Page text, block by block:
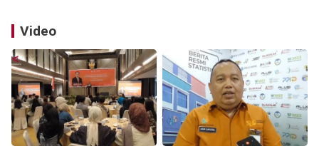
Video